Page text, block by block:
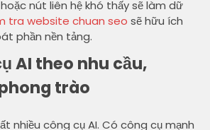
nút liên hệ khó thấy sẽ làm dữ
tra website chuan seo sẽ hữu ích
phần nền tảng.
AI theo nhu cầu,
trào
nhiều công cụ AI. Có công cụ mạnh